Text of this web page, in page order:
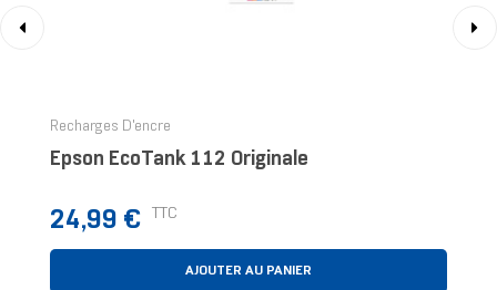
Recharges D'encre
Epson EcoTank 112 Originale
Prix
24,99 € TTC
AJOUTER AU PANIER